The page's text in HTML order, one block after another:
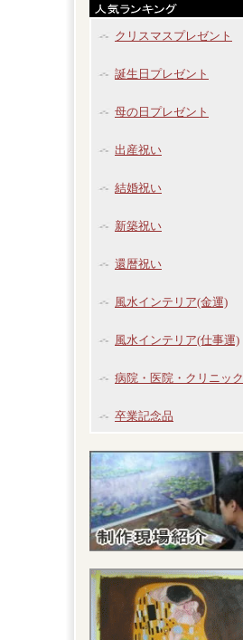
クリスマスプレゼント
誕生日プレゼント
母の日プレゼント
出産祝い
結婚祝い
新築祝い
還暦祝い
風水インテリア(金運)
風水インテリア(仕事運)
病院・医院・クリニック
卒業記念品